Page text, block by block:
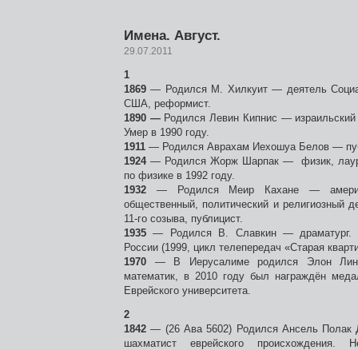
Имена. Август.
29.07.2011
1
1869 — Родился М. Хилкуит — деятель
США, реформист.
1890 —Родился Левин Кипнис — израильский
Умер в 1990 году.
1911 — Родился Аврахам Иехошуа Белов —
1924— Родился Жорж Шарпак — физик,
по физике в 1992 году.
1932 — Родился Меир Кахане —
общественный, политический и религиозный
11-го созыва, публицист.
1935— Родился В. Славкин — драматург.
России (1999, цикл телепередач «Старая
1970 — В Иерусалиме родился Элон
математик, в 2010 году был награждён
Еврейского университета.
2
1842 — (26 Ава 5602) Родился Ансель Полак
шахматист еврейского происхождения.